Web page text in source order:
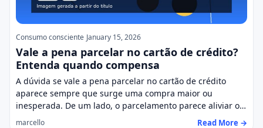
Consumo consciente January 15, 2026
Vale a pena parcelar no cartão de crédito?
Entenda quando compensa
A dúvida se vale a pena parcelar no cartão de crédito
aparece sempre que surge uma compra maior ou
inesperada. De um lado, o parcelamento parece aliviar o…
marcello Read More →